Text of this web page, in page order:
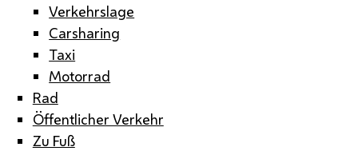
Verkehrslage
Carsharing
Taxi
Motorrad
Rad
Öffentlicher Verkehr
Zu Fuß